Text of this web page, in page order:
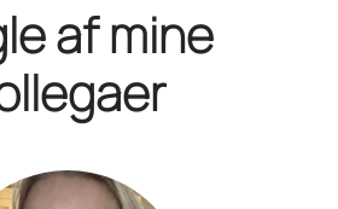
af mine